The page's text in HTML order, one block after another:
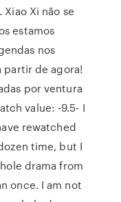
Xiao Xi não se
estamos
nos
partir de agora!
por ventura
value: -9.5- I
rewatched
time, but I
drama from
once. I am not